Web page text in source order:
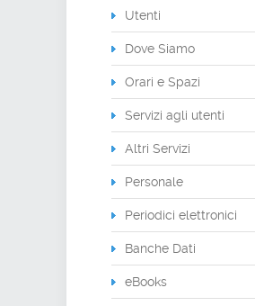
Utenti
Dove Siamo
Orari e Spazi
Servizi agli utenti
Altri Servizi
Personale
Periodici elettronici
Banche Dati
eBooks